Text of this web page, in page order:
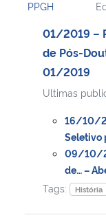
PPGH
01/2019 –
de Pós-
01/2019
Ultimas
16/10/
Seletivo
09/10/
de… –
Tags:
História